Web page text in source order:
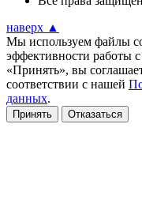
наверх ▲
Мы используем файлы
эффективности работы
«Принять», вы
соответствии с нашей
данных.
Принять Отказаться